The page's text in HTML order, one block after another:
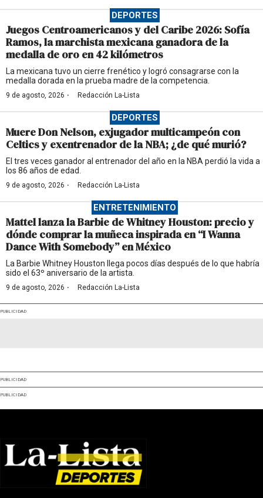
DEPORTES
Juegos Centroamericanos y del Caribe 2026: Sofía
Ramos, la marchista mexicana ganadora de la
medalla de oro en 42 kilómetros
La mexicana tuvo un cierre frenético y logró consagrarse con la
medalla dorada en la prueba madre de la competencia.
9 de agosto, 2026 · Redacción La-Lista
DEPORTES
Muere Don Nelson, exjugador multicampeón con
Celtics y exentrenador de la NBA; ¿de qué murió?
El tres veces ganador al entrenador del año en la NBA perdió la vida a
los 86 años de edad.
9 de agosto, 2026 · Redacción La-Lista
ENTRETENIMIENTO
Mattel lanza la Barbie de Whitney Houston: precio y
dónde comprar la muñeca inspirada en “I Wanna
Dance With Somebody” en México
La Barbie Whitney Houston llega pocos días después de lo que habría
sido el 63º aniversario de la artista.
9 de agosto, 2026 · Redacción La-Lista
PUBLICIDAD
PUBLICIDAD
PUBLICIDAD